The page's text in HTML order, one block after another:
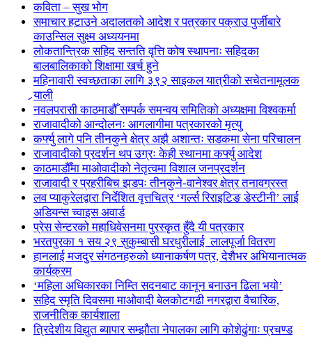
कविता – सुख भोग
समाचार हटाउने अदालतको आदेश र पत्रकार पक्राउ पुर्जीबारे
काउन्सिल सुक्ष्म अध्ययनमा
लोकतान्त्रिक सहिद सन्तति वृत्ति कोष स्थापनाः सहिदका
बालबालिकाको शिक्षामा खर्च हुने
महिनावारी स्वच्छताका लागि ३९२ साइकल यात्रीको सचेतनामूलक
र्‍याली
नवलपरासी काठमाडौँ सम्पर्क समन्वय समितिको अध्यक्षमा विश्वकर्मा
राजावादीको आन्दोलनः आगलागीमा पत्रकारको मृत्यु
कर्फ्यु लागे पनि तीनकुने क्षेत्र अझै अशान्तः सडकमा सेना परिचालन
राजावादीको प्रदर्शन थप उग्रः केही स्थानमा कर्फ्यु आदेश
काठमाडौँमा माओवादीको नेतृत्वमा विशाल जनप्रदर्शन
राजावादी र प्रहरीबिच झडपः तीनकुने-वानेश्वर क्षेत्र तनावग्रस्त
लव प्याकुरेलद्वारा निर्देशित वृत्तचित्र ‘गर्ल्स रिराइटिङ डेस्टीनी’ लाई
अडियन्स च्वाइस अवार्ड
प्रेस सेन्टरको महाधिवेसनमा पुरस्कृत हुँदै यी पत्रकार
भरतपुरका १ सय २९ सुकुम्बासी घरधुरीलाई लालपूर्जा वितरण
हानलाई मजदुर संगठनहरुको ध्यानाकर्षण पत्र, देशैभर अभियानात्मक
कार्यक्रम
‘महिला अधिकारका निम्ति सदनबाट कानून बनाउन ढिला भयो’
सहिद स्मृति दिवसमा माओवादी बेलकोटगढी नगरद्वारा वैचारिक,
राजनीतिक कार्यशाला
त्रिदेशीय विद्युत ब्यापार सम्झौता नेपालका लागि कोशेढुंगाः प्रचण्ड